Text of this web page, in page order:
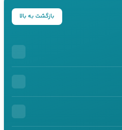
بازگشت به بالا